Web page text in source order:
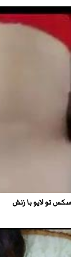
سکس تو لایو با زنش